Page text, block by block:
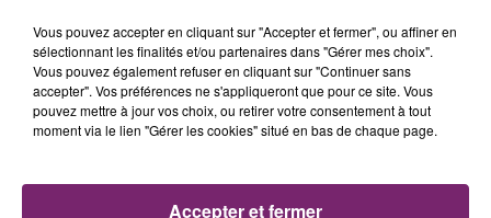
RADIO PODCASTS
Vous pouvez accepter en cliquant sur "Accepter et fermer", ou affiner en
sélectionnant les finalités et/ou partenaires dans "Gérer mes choix".
Vous pouvez également refuser en cliquant sur "Continuer sans
accepter". Vos préférences ne s'appliqueront que pour ce site. Vous
pouvez mettre à jour vos choix, ou retirer votre consentement à tout
moment via le lien "Gérer les cookies" situé en bas de chaque page.
Accepter et fermer